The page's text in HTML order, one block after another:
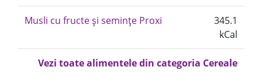
Musli cu fructe și semințe Proxi
345.1
kCal
Vezi toate alimentele din categoria Cereale